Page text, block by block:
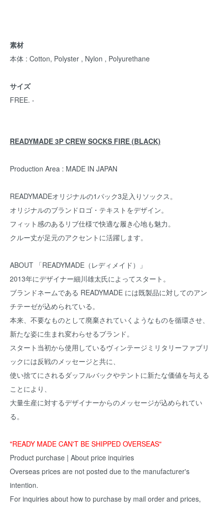
素材
本体 : Cotton, Polyster , Nylon , Polyurethane
サイズ
FREE. -
READYMADE 3P CREW SOCKS FIRE (BLACK)
Production Area : MADE IN JAPAN
READYMADEオリジナルの1パック3足入りソックス。
オリジナルのブランドロゴ・テキストをデザイン。
フィット感のあるリブ仕様で快適な履き心地も魅力。
クルー丈が足元のアクセントに活躍します。
ABOUT 「READYMADE（レディメイド）」
2013年にデザイナー細川雄太氏によってスタート。
ブランドネームである READYMADE には既製品に対してのアン
チテーゼが込められている。
本来、不要なものとして廃棄されていくようなものを循環させ、
新たな姿に生まれ変わらせるブランド。
スタート当初から使用しているヴィンテージミリタリーファブリ
ックには反戦のメッセージと共に、
使い捨てにされるダッフルバックやテントに新たな価値を与える
ことにより、
大量生産に対するデザイナーからのメッセージが込められてい
る。
"READY MADE CAN'T BE SHIPPED OVERSEAS"
Product purchase | About price inquiries
Overseas prices are not posted due to the manufacturer's
intention.
For inquiries about how to purchase by mail order and prices,